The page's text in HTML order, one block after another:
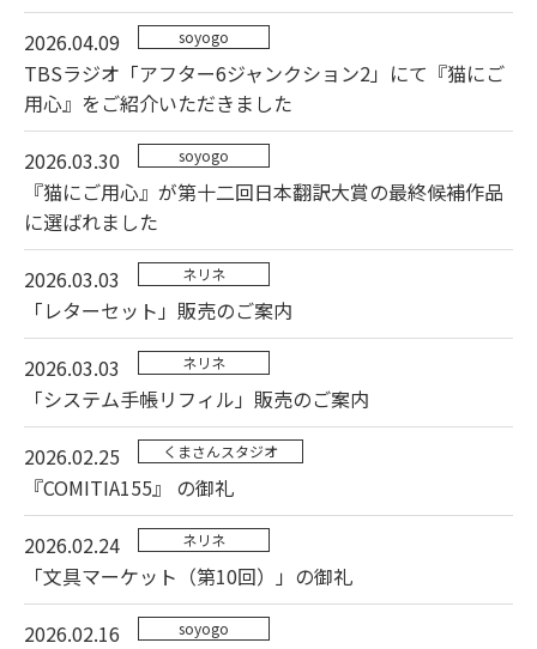
2026.04.09
soyogo
TBSラジオ「アフター6ジャンクション2」にて『猫にご
用心』をご紹介いただきました
2026.03.30
soyogo
『猫にご用心』が第十二回日本翻訳大賞の最終候補作品
に選ばれました
2026.03.03
ネリネ
「レターセット」販売のご案内
2026.03.03
ネリネ
「システム手帳リフィル」販売のご案内
2026.02.25
くまさんスタジオ
『COMITIA155』 の御礼
2026.02.24
ネリネ
「文具マーケット（第10回）」の御礼
2026.02.16
soyogo